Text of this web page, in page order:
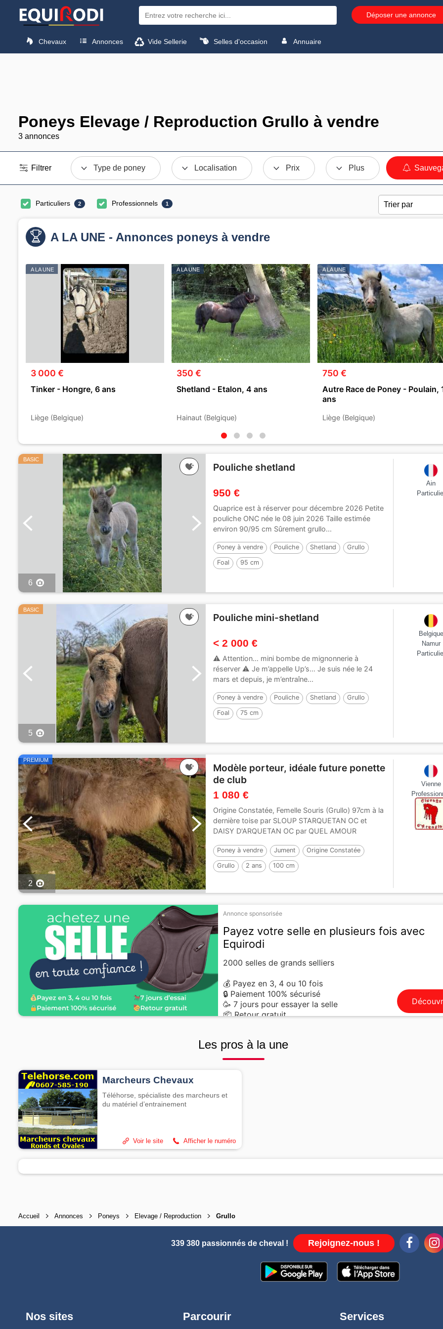
Déposer une annonce
Chevaux Annonces Vide Sellerie Selles d'occasion Annuaire
Poneys Elevage / Reproduction Grullo à vendre
3 annonces
Filtrer Type de poney Localisation Prix Plus
Particuliers 2 Professionnels 1
A LA UNE - Annonces poneys à vendre
A LA UNE
3 000 €
Tinker - Hongre, 6 ans
Liège (Belgique)
A LA UNE
350 €
Shetland - Etalon, 4 ans
Hainaut (Belgique)
A LA UNE
750 €
Autre Race de Poney - Poulain,
ans
Liège (Belgique)
BASIC
6
Pouliche shetland
950 €
Quaprice est à réserver pour décembre 2026 Petite
pouliche ONC née le 08 juin 2026 Taille estimée
environ 90/95 cm Sûrement grullo...
Poney à vendre Pouliche Shetland Grullo
Foal 95 cm
Ain
BASIC
5
Pouliche mini-shetland
< 2 000 €
⚠️ Attention… mini bombe de mignonnerie à
réserver ⚠️ Je m’appelle Up’s… Je suis née le 24
mars et depuis, je m’entraîne...
Poney à vendre Pouliche Shetland Grullo
Foal 75 cm
Belgique
Namur
PREMIUM
2
Modèle porteur, idéale future ponette
de club
1 080 €
Origine Constatée, Femelle Souris (Grullo) 97cm à la
dernière toise par SLOUP STARQUETAN OC et
DAISY D'ARQUETAN OC par QUEL AMOUR
Poney à vendre Jument Origine Constatée
Grullo 2 ans 100 cm
Vienne
Annonce sponsorisée
Payez votre selle en plusieurs fois avec
Equirodi
2000 selles de grands selliers
💰 Payez en 3, 4 ou 10 fois
🔒 Paiement 100% sécurisé
🥳 7 jours pour essayer la selle
📦 Retour gratuit
Les pros à la une
Marcheurs Chevaux
Téléhorse, spécialiste des marcheurs et
du matériel d’entrainement
Afficher le numéro
Voir le site
Accueil Annonces Poneys Elevage / Reproduction Grullo
339 380 passionnés de cheval ! Rejoignez-nous !
Nos sites Parcourir Services